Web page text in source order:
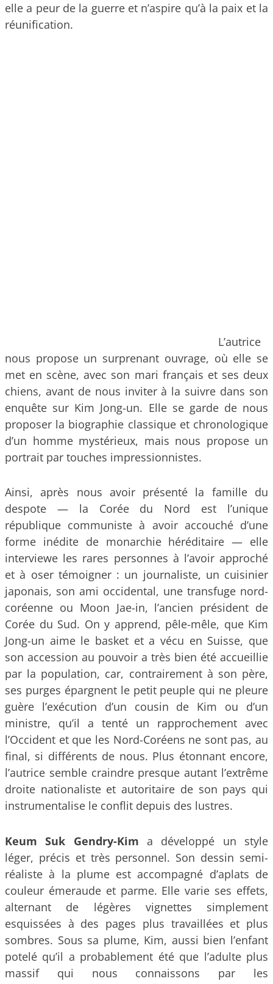
elle a peur de la guerre et n’aspire qu’à la paix et la
réunification.
L’autrice
nous propose un surprenant ouvrage, où elle se
met en scène, avec son mari français et ses deux
chiens, avant de nous inviter à la suivre dans son
enquête sur Kim Jong-un. Elle se garde de nous
proposer la biographie classique et chronologique
d’un homme mystérieux, mais nous propose un
portrait par touches impressionnistes.
Ainsi, après nous avoir présenté la famille du
despote — la Corée du Nord est l’unique
république communiste à avoir accouché d’une
forme inédite de monarchie héréditaire — elle
interviewe les rares personnes à l’avoir approché
et à oser témoigner : un journaliste, un cuisinier
japonais, son ami occidental, une transfuge nord-
coréenne ou Moon Jae-in, l’ancien président de
Corée du Sud. On y apprend, pêle-mêle, que Kim
Jong-un aime le basket et a vécu en Suisse, que
son accession au pouvoir a très bien été accueillie
par la population, car, contrairement à son père,
ses purges épargnent le petit peuple qui ne pleure
guère l’exécution d’un cousin de Kim ou d’un
ministre, qu’il a tenté un rapprochement avec
l’Occident et que les Nord-Coréens ne sont pas, au
final, si différents de nous. Plus étonnant encore,
l’autrice semble craindre presque autant l’extrême
droite nationaliste et autoritaire de son pays qui
instrumentalise le conflit depuis des lustres.
Keum Suk Gendry-Kim a développé un style
léger, précis et très personnel. Son dessin semi-
réaliste à la plume est accompagné d’aplats de
couleur émeraude et parme. Elle varie ses effets,
alternant de légères vignettes simplement
esquissées à des pages plus travaillées et plus
sombres. Sous sa plume, Kim, aussi bien l’enfant
potelé qu’il a probablement été que l’adulte plus
massif qui nous connaissons par les